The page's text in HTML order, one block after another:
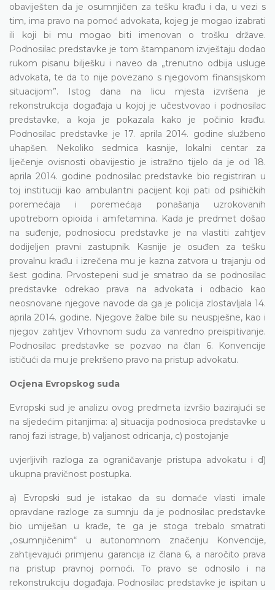
obaviješten da je osumnjičen za tešku krađu i da, u vezi s
tim, ima pravo na pomoć advokata, kojeg je mogao izabrati
ili koji bi mu mogao biti imenovan o trošku države.
Podnosilac predstavke je tom štampanom izvještaju dodao
rukom pisanu bilješku i naveo da „trenutno odbija usluge
advokata, te da to nije povezano s njegovom finansijskom
situacijom”. Istog dana na licu mjesta izvršena je
rekonstrukcija događaja u kojoj je učestvovao i podnosilac
predstavke, a koja je pokazala kako je počinio krađu.
Podnosilac predstavke je 17. aprila 2014. godine službeno
uhapšen. Nekoliko sedmica kasnije, lokalni centar za
liječenje ovisnosti obavijestio je istražno tijelo da je od 18.
aprila 2014. godine podnosilac predstavke bio registriran u
toj instituciji kao ambulantni pacijent koji pati od psihičkih
poremećaja i poremećaja ponašanja uzrokovanih
upotrebom opioida i amfetamina. Kada je predmet došao
na suđenje, podnosiocu predstavke je na vlastiti zahtjev
dodijeljen pravni zastupnik. Kasnije je osuđen za tešku
provalnu krađu i izrečena mu je kazna zatvora u trajanju od
šest godina. Prvostepeni sud je smatrao da se podnosilac
predstavke odrekao prava na advokata i odbacio kao
neosnovane njegove navode da ga je policija zlostavljala 14.
aprila 2014. godine. Njegove žalbe bile su neuspješne, kao i
njegov zahtjev Vrhovnom sudu za vanredno preispitivanje.
Podnosilac predstavke se pozvao na član 6. Konvencije
ističući da mu je prekršeno pravo na pristup advokatu.
Ocjena Evropskog suda
Evropski sud je analizu ovog predmeta izvršio bazirajući se
na sljedećim pitanjima: a) situacija podnosioca predstavke u
ranoj fazi istrage, b) valjanost odricanja, c) postojanje
uvjerljivih razloga za ograničavanje pristupa advokatu i d)
ukupna pravičnost postupka.
a) Evropski sud je istakao da su domaće vlasti imale
opravdane razloge za sumnju da je podnosilac predstavke
bio umiješan u krađe, te ga je stoga trebalo smatrati
„osumnjičenim“ u autonomnom značenju Konvencije,
zahtijevajući primjenu garancija iz člana 6, a naročito prava
na pristup pravnoj pomoći. To pravo se odnosilo i na
rekonstrukciju događaja. Podnosilac predstavke je ispitan u